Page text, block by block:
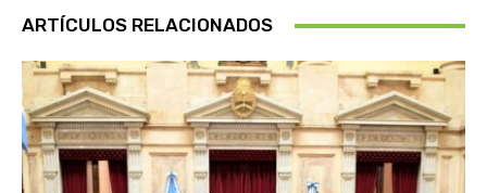
ARTÍCULOS RELACIONADOS